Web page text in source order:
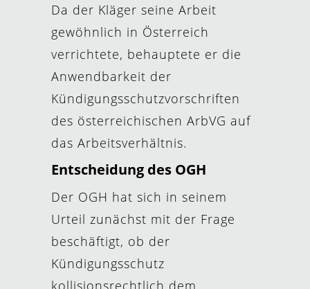
Da der Kläger seine Arbeit
gewöhnlich in Österreich
verrichtete, behauptete er die
Anwendbarkeit der
Kündigungsschutzvorschriften
des österreichischen ArbVG auf
das Arbeitsverhältnis.
Entscheidung des OGH
Der OGH hat sich in seinem
Urteil zunächst mit der Frage
beschäftigt, ob der
Kündigungsschutz
kollisionsrechtlich dem